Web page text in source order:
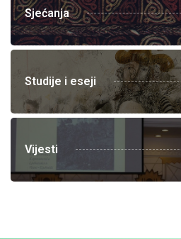
Sjećanja
Studije i eseji
Vijesti